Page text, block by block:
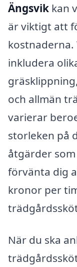
Ängsvik kan
är viktigt att
kostnaderna.
inkludera
och allmän
varierar
storleken på
åtgärder
förvänta dig
kronor per
När du ska